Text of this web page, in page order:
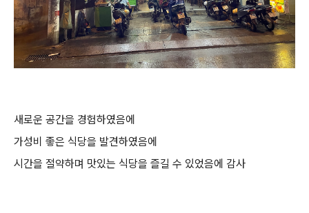
새로운 공간을 경험하였음에
가성비 좋은 식당을 발견하였음에
시간을 절약하며 맛있는 식당을 즐길 수 있었음에 감사